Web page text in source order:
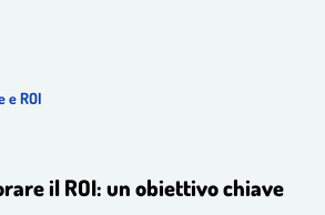
e ROI
il ROI: un obiettivo chiave